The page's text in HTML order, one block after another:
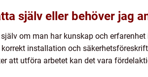
själv eller behöver jag
om man har kunskap och
installation och
att utföra arbetet kan det vara